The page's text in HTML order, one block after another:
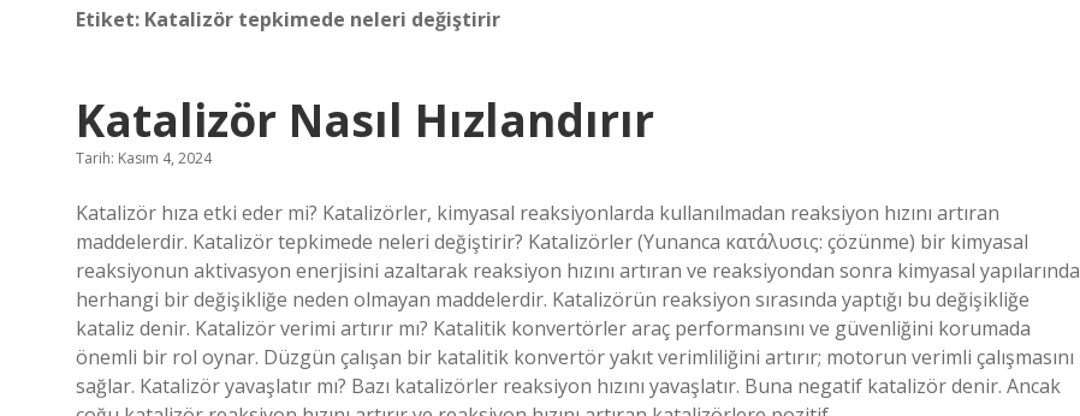
Etiket: Katalizör tepkimede neleri değiştirir
Katalizör Nasıl Hızlandırır
Tarih: Kasım 4, 2024
Katalizör hıza etki eder mi? Katalizörler, kimyasal reaksiyonlarda kullanılmadan reaksiyon hızını artıran
maddelerdir. Katalizör tepkimede neleri değiştirir? Katalizörler (Yunanca κατάλυσις: çözünme) bir kimyasal
reaksiyonun aktivasyon enerjisini azaltarak reaksiyon hızını artıran ve reaksiyondan sonra kimyasal yapılarında
herhangi bir değişikliğe neden olmayan maddelerdir. Katalizörün reaksiyon sırasında yaptığı bu değişikliğe
kataliz denir. Katalizör verimi artırır mı? Katalitik konvertörler araç performansını ve güvenliğini korumada
önemli bir rol oynar. Düzgün çalışan bir katalitik konvertör yakıt verimliliğini artırır; motorun verimli çalışmasını
sağlar. Katalizör yavaşlatır mı? Bazı katalizörler reaksiyon hızını yavaşlatır. Buna negatif katalizör denir. Ancak